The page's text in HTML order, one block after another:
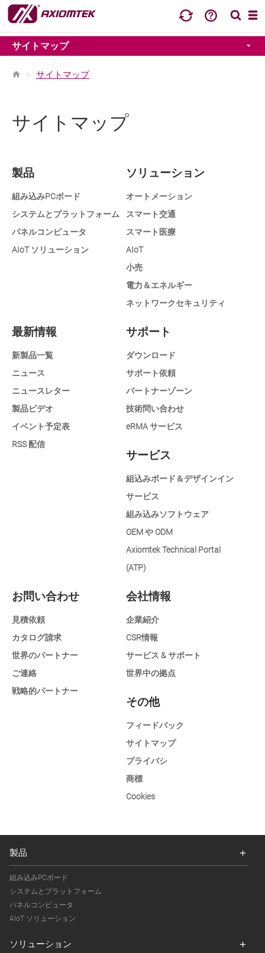
サイトマップ
> サイトマップ
サイトマップ
製品
組み込みPCボード
システムとプラットフォーム
パネルコンピュータ
AIoT ソリューション
ソリューション
オートメーション
スマート交通
スマート医療
AIoT
小売
電力＆エネルギー
ネットワークセキュリティ
最新情報
新製品一覧
ニュース
ニュースレター
製品ビデオ
イベント予定表
RSS 配信
サポート
ダウンロード
サポート依頼
パートナーゾーン
技術問い合わせ
eRMA サービス
サービス
組込みボード＆デザインイン
サービス
組み込みソフトウェア
OEM や ODM
Axiomtek Technical Portal
(ATP)
会社情報
企業紹介
CSR情報
サービス & サポート
世界中の拠点
お問い合わせ
見積依頼
カタログ請求
世界のパートナー
ご連絡
戦略的パートナー
その他
フィードバック
サイトマップ
プライバシ
商標
Cookies
製品
組み込みPCボード
システムとプラットフォーム
パネルコンピュータ
AIoT ソリューション
ソリューション